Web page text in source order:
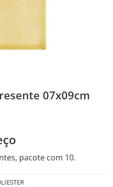
07x09cm
pacote com 10.